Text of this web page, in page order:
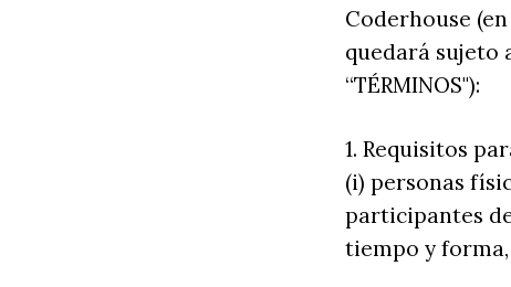
Coderhouse
quedará sujeto
“TÉRMINOS"):
1. Requisitos
(i) personas
participantes
tiempo y forma,